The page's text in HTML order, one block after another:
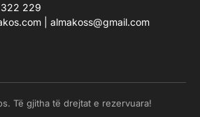
229
almakoss@gmail.com
Të gjitha të drejtat e rezervuara!